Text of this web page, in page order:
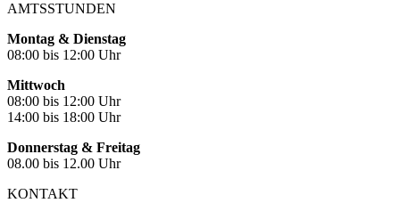
AMTSSTUNDEN
Montag & Dienstag
08:00 bis 12:00 Uhr
Mittwoch
08:00 bis 12:00 Uhr
14:00 bis 18:00 Uhr
Donnerstag & Freitag
08.00 bis 12.00 Uhr
KONTAKT